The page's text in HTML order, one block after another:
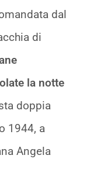
dal
di
la notte
doppia
1944, a
Angela